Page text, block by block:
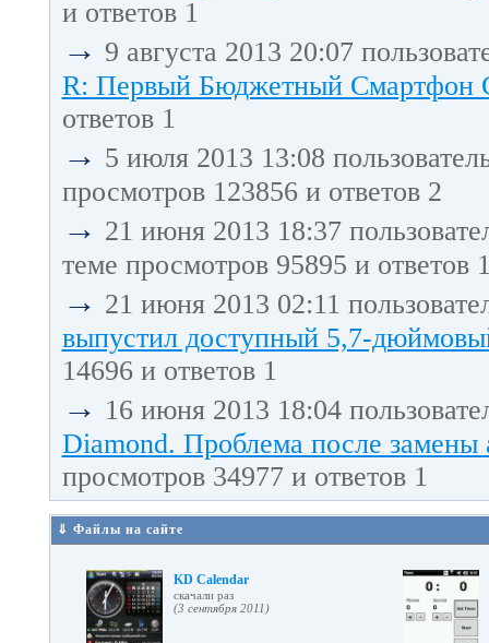
и ответов 1
→ 9 августа 2013 20:07
R: Первый Бюджетный Смартфон
ответов 1
→ 5 июля 2013 13:08
просмотров 123856 и ответов 2
→ 21 июня 2013 18:37
теме просмотров 95895 и ответов
→ 21 июня 2013 02:11
выпустил доступный 5,7-
14696 и ответов 1
→ 16 июня 2013 18:04
Diamond. Проблема после
просмотров 34977 и ответов 1
⇓ Файлы на сайте
KD Calendar
cкачали раз
(3 сентября 2011)